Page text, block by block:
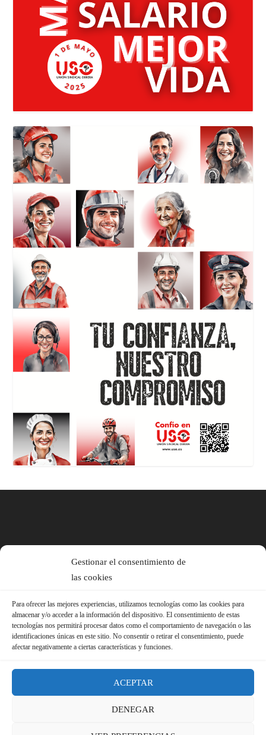
Gestionar el consentimiento de
las cookies
Para ofrecer las mejores experiencias, utilizamos tecnologías como las cookies para
almacenar y/o acceder a la información del dispositivo. El consentimiento de estas
tecnologías nos permitirá procesar datos como el comportamiento de navegación o las
identificaciones únicas en este sitio. No consentir o retirar el consentimiento, puede
afectar negativamente a ciertas características y funciones.
ACEPTAR
DENEGAR